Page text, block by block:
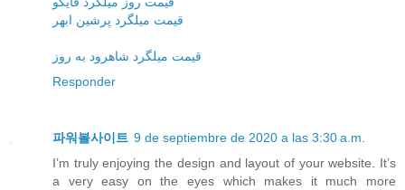
قیمت میلگرد پرشین ابهر
قیمت میلگرد شاهرود به روز
Responder
파워볼사이트 9 de septiembre de 2020 a las 3:30 a.m.
I’m truly enjoying the design and layout of your website. It’s
a very easy on the eyes which makes it much more